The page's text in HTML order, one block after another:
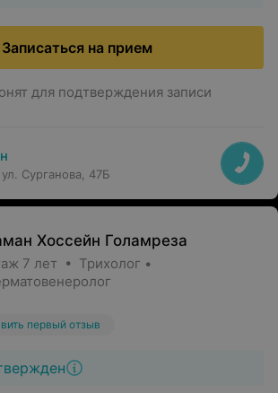
Записаться на прием
для подтверждения записи
Сурганова, 47Б
Хоссейн Голамреза
7 лет • Трихолог •
первый отзыв